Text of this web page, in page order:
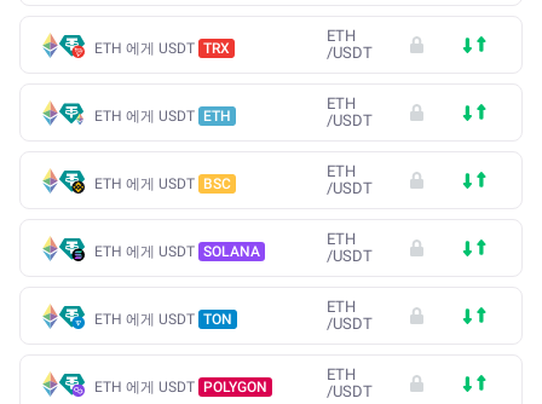
ETH 에게 USDT TRX
ETH
/USDT
ETH 에게 USDT ETH
ETH
/USDT
ETH 에게 USDT BSC
ETH
/USDT
ETH 에게 USDT SOLANA
ETH
/USDT
ETH 에게 USDT TON
ETH
/USDT
ETH 에게 USDT POLYGON
ETH
/USDT